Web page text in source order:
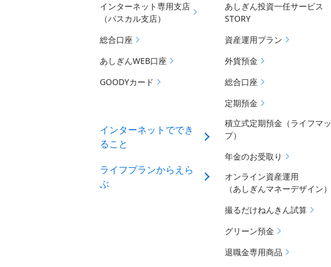
インターネット専用支店
（パスカル支店）
総合口座
あしぎんWEB口座
GOODYカード
インターネットででき
ること
ライフプランからえら
ぶ
あしぎん投資一任サービス
STORY
資産運用プラン
外貨預金
総合口座
定期預金
積立式定期預金（ライフマッ
プ）
年金のお受取り
オンライン資産運用
（あしぎんマネーデザイン）
撮るだけねんきん試算
グリーン預金
退職金専用商品